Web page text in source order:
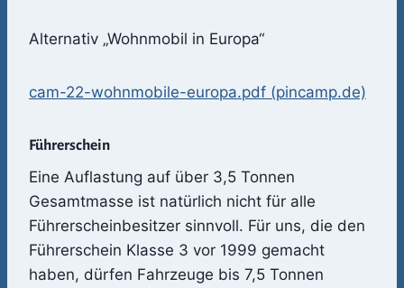
Alternativ „Wohnmobil in Europa“
cam-22-wohnmobile-europa.pdf (pincamp.de)
Führerschein
Eine Auflastung auf über 3,5 Tonnen
Gesamtmasse ist natürlich nicht für alle
Führerscheinbesitzer sinnvoll. Für uns, die den
Führerschein Klasse 3 vor 1999 gemacht
haben, dürfen Fahrzeuge bis 7,5 Tonnen